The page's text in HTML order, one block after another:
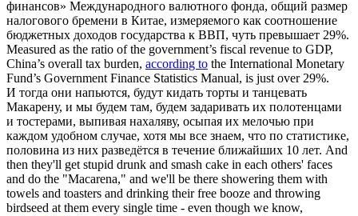
финансов» Международного валютного фонда, общий размер
налогового бремени в Китае, измеряемого как соотношение
бюджетных доходов государства к ВВП, чуть превышает 29%.
Measured as the ratio of the government’s fiscal revenue to GDP,
China’s overall tax burden, according to the International Monetary
Fund’s Government Finance Statistics Manual, is just over 29%.
И тогда они напьются, будут кидать торты и танцевать
Макарену, и мы будем там, будем задаривать их полотенцами
и тостерами, выпивая нахаляву, осыпая их мелочью при
каждом удобном случае, хотя мы все знаем, что по статистике,
половина из них разведётся в течение ближайших 10 лет. And
then they'll get stupid drunk and smash cake in each others' faces
and do the "Macarena," and we'll be there showering them with
towels and toasters and drinking their free booze and throwing
birdseed at them every single time - even though we know,